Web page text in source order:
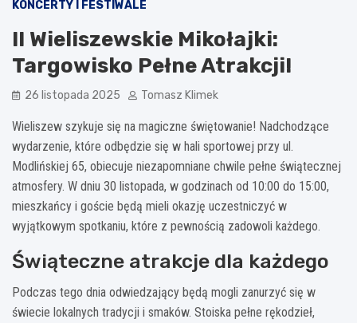
KONCERTY I FESTIWALE
II Wieliszewskie Mikołajki:
Targowisko Pełne Atrakcji!
26 listopada 2025 Tomasz Klimek
Wieliszew szykuje się na magiczne świętowanie! Nadchodzące
wydarzenie, które odbędzie się w hali sportowej przy ul.
Modlińskiej 65, obiecuje niezapomniane chwile pełne świątecznej
atmosfery. W dniu 30 listopada, w godzinach od 10:00 do 15:00,
mieszkańcy i goście będą mieli okazję uczestniczyć w
wyjątkowym spotkaniu, które z pewnością zadowoli każdego.
Świąteczne atrakcje dla każdego
Podczas tego dnia odwiedzający będą mogli zanurzyć się w
świecie lokalnych tradycji i smaków. Stoiska pełne rękodzieł,